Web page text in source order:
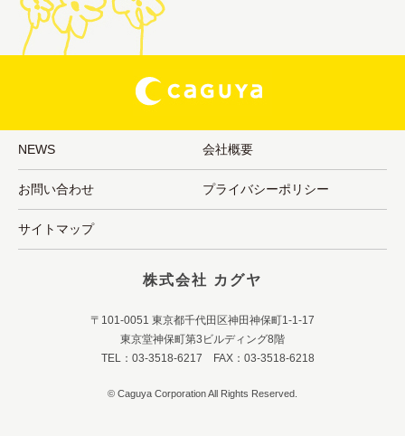
NEWS 会社概要
お問い合わせ プライバシーポリシー
サイトマップ
株式会社 カグヤ
〒101-0051 東京都千代田区神田神保町1-1-17
東京堂神保町第3ビルディング8階
TEL：03-3518-6217 FAX：03-3518-6218
© Caguya Corporation All Rights Reserved.